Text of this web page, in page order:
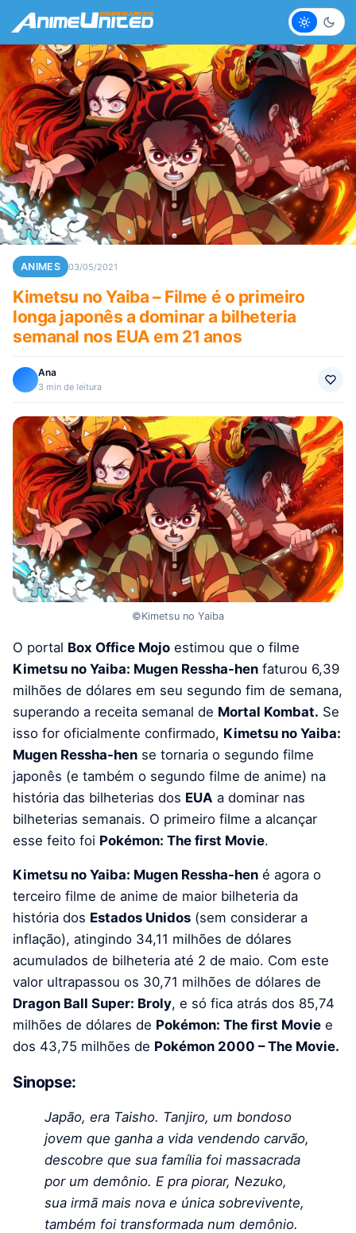
Claro
ANIMES 03/05/2021
Kimetsu no Yaiba – Filme é o primeiro
longa japonês a dominar a bilheteria
semanal nos EUA em 21 anos
Ana
3 min de leitura
©Kimetsu no Yaiba
O portal Box Office Mojo estimou que o filme
Kimetsu no Yaiba: Mugen Ressha-hen faturou 6,39
milhões de dólares em seu segundo fim de semana,
superando a receita semanal de Mortal Kombat. Se
isso for oficialmente confirmado, Kimetsu no Yaiba:
Mugen Ressha-hen se tornaria o segundo filme
japonês (e também o segundo filme de anime) na
história das bilheterias dos EUA a dominar nas
bilheterias semanais. O primeiro filme a alcançar
esse feito foi Pokémon: The first Movie.
Kimetsu no Yaiba: Mugen Ressha-hen é agora o
terceiro filme de anime de maior bilheteria da
história dos Estados Unidos (sem considerar a
inflação), atingindo 34,11 milhões de dólares
acumulados de bilheteria até 2 de maio. Com este
valor ultrapassou os 30,71 milhões de dólares de
Dragon Ball Super: Broly, e só fica atrás dos 85,74
milhões de dólares de Pokémon: The first Movie e
dos 43,75 milhões de Pokémon 2000 – The Movie.
Sinopse:
Japão, era Taisho. Tanjiro, um bondoso
jovem que ganha a vida vendendo carvão,
descobre que sua família foi massacrada
por um demônio. E pra piorar, Nezuko,
sua irmã mais nova e única sobrevivente,
também foi transformada num demônio.